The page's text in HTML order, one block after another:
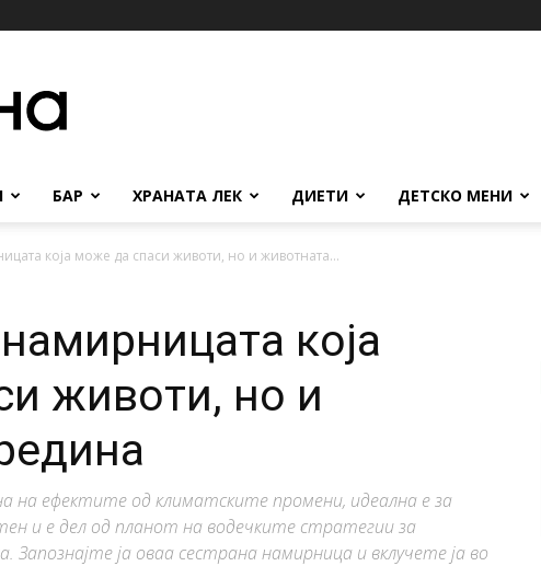
БАР ХРАНАТА ЛЕК ДИЕТИ ДЕТСКО МЕНИ
која може да спаси животи, но и животната...
која
животи, но и
на ефектите од климатските промени, идеална е за
и е дел од планот на водечките стратегии за
ја оваа сестрана намирница и вклучете ја во